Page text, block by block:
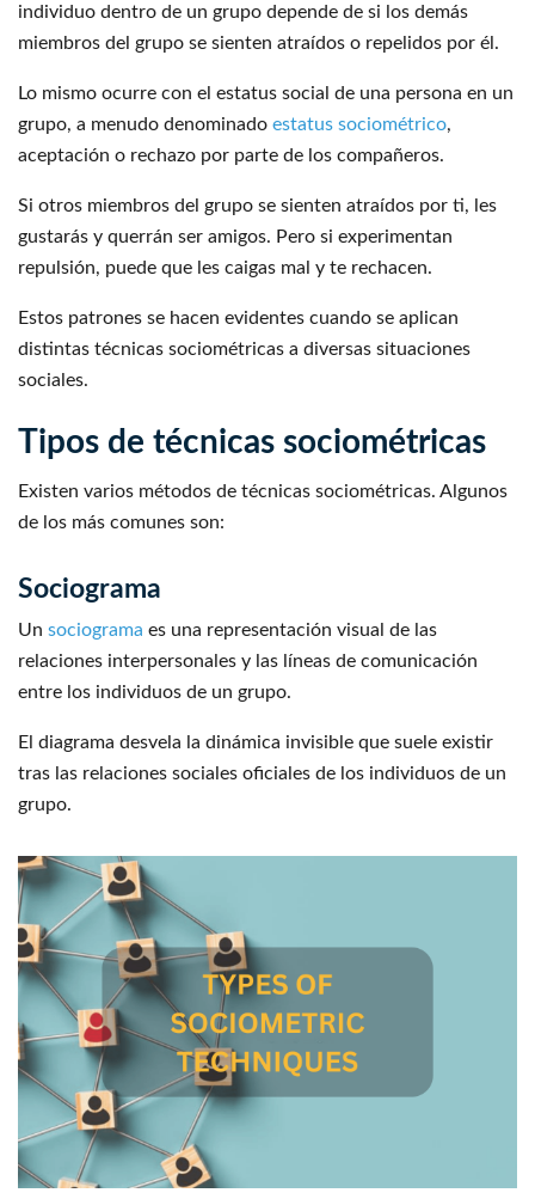
individuo dentro de un grupo depende de si los demás
miembros del grupo se sienten atraídos o repelidos por él.
Lo mismo ocurre con el estatus social de una persona en un
grupo, a menudo denominado estatus sociométrico,
aceptación o rechazo por parte de los compañeros.
Si otros miembros del grupo se sienten atraídos por ti, les
gustarás y querrán ser amigos. Pero si experimentan
repulsión, puede que les caigas mal y te rechacen.
Estos patrones se hacen evidentes cuando se aplican
distintas técnicas sociométricas a diversas situaciones
sociales.
Tipos de técnicas sociométricas
Existen varios métodos de técnicas sociométricas. Algunos
de los más comunes son:
Sociograma
Un sociograma es una representación visual de las
relaciones interpersonales y las líneas de comunicación
entre los individuos de un grupo.
El diagrama desvela la dinámica invisible que suele existir
tras las relaciones sociales oficiales de los individuos de un
grupo.